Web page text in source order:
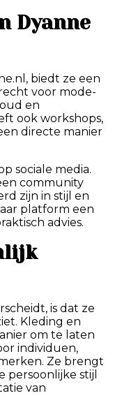
Dyanne
biedt ze een
voor mode-
en
ook workshops,
directe manier
sociale media.
community
zijn in stijl en
platform een
advies.
is dat ze
Kleding en
om te laten
individuen,
Ze brengt
persoonlijke stijl
van